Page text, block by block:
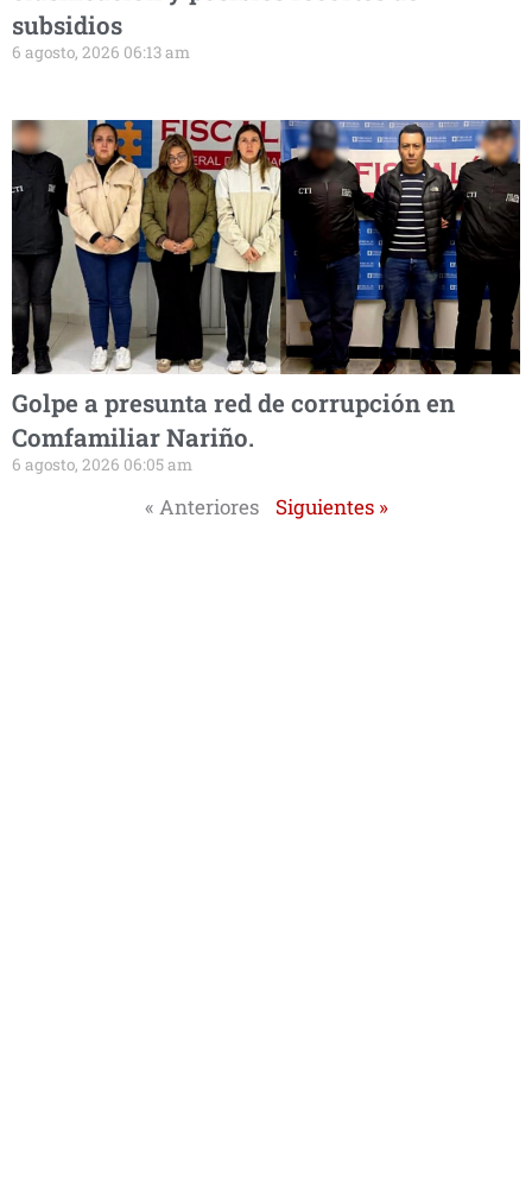
subsidios
6 agosto, 2026 06:13 am
Golpe a presunta red de corrupción en
Comfamiliar Nariño.
6 agosto, 2026 06:05 am
« Anteriores Siguientes »